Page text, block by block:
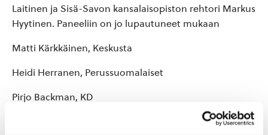
Laitinen ja Sisä-Savon kansalaisopiston rehtori Markus
Hyytinen. Paneeliin on jo lupautuneet mukaan
Matti Kärkkäinen, Keskusta
Heidi Herranen, Perussuomalaiset
Pirjo Backman, KD